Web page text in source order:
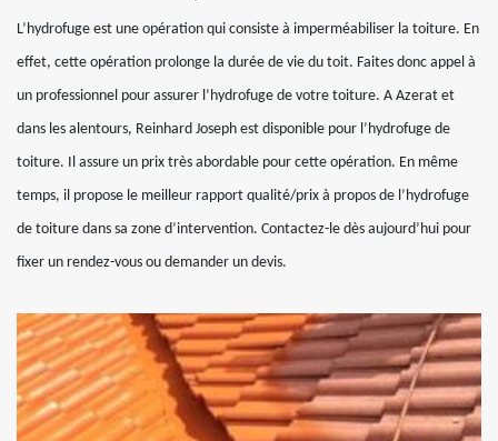
L’hydrofuge est une opération qui consiste à imperméabiliser la toiture. En
effet, cette opération prolonge la durée de vie du toit. Faites donc appel à
un professionnel pour assurer l’hydrofuge de votre toiture. A Azerat et
dans les alentours, Reinhard Joseph est disponible pour l’hydrofuge de
toiture. Il assure un prix très abordable pour cette opération. En même
temps, il propose le meilleur rapport qualité/prix à propos de l’hydrofuge
de toiture dans sa zone d’intervention. Contactez-le dès aujourd’hui pour
fixer un rendez-vous ou demander un devis.